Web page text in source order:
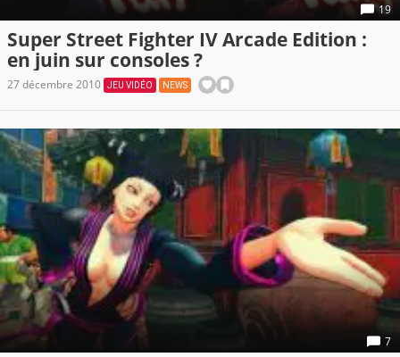
19
Super Street Fighter IV Arcade Edition :
en juin sur consoles ?
27 décembre 2010 JEU VIDÉO NEWS
7